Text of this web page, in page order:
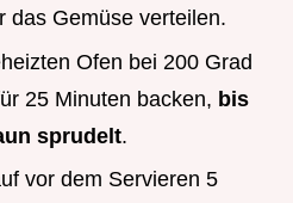
das Gemüse verteilen.
Ofen bei 200 Grad
25 Minuten backen, bis
sprudelt.
vor dem Servieren 5